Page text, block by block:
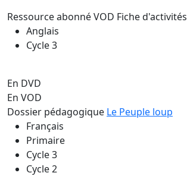
Ressource abonné VOD Fiche d'activités
Anglais
Cycle 3
En DVD
En VOD
Dossier pédagogique Le Peuple loup
Français
Primaire
Cycle 3
Cycle 2